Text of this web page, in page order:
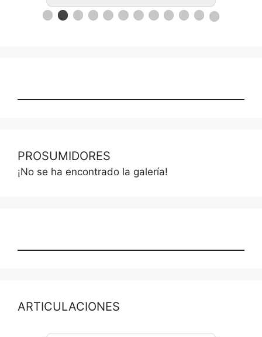
PROSUMIDORES
¡No se ha encontrado la galería!
ARTICULACIONES